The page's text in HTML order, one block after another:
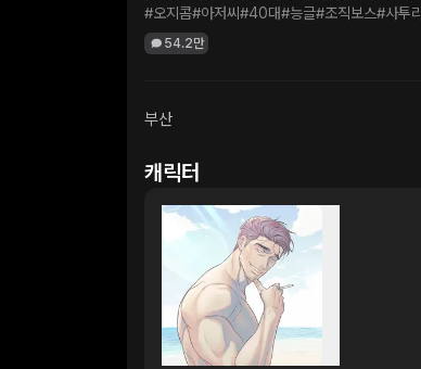
#오지콤#아저씨#40대#능글#조직보스#사투리
54.2만
부산
캐릭터